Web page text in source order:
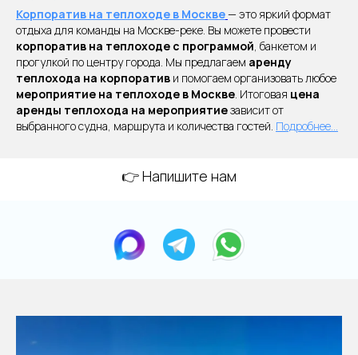
Корпоратив на теплоходе в Москве— это яркий формат
отдыха для команды на Москве-реке. Вы можете провести
корпоратив на теплоходе с программой, банкетом и
прогулкой по центру города. Мы предлагаем аренду
теплохода на корпоратив и помогаем организовать любое
мероприятие на теплоходе в Москве. Итоговая цена
аренды теплохода на мероприятиезависит от
выбранного судна, маршрута и количества гостей. Подробнее...
👉 Напишите нам